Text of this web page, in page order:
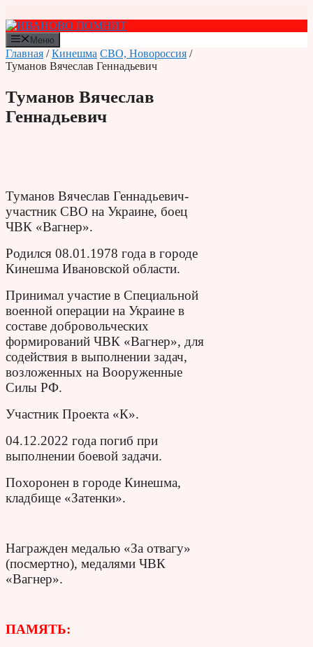
к
содержимому
Меню
Главная /Кинешма СВО, Новороссия /
Туманов Вячеслав Геннадьевич
Туманов Вячеслав
Геннадьевич
Туманов Вячеслав Геннадьевич-
участник СВО на Украине, боец
ЧВК «Вагнер».
Родился 08.01.1978 года в городе
Кинешма Ивановской области.
Принимал участие в Специальной
военной операции на Украине в
составе добровольческих
формирований ЧВК «Вагнер», для
содействия в выполнении задач,
возложенных на Вооруженные
Силы РФ.
Участник Проекта «К».
04.12.2022 года погиб при
выполнении боевой задачи.
Похоронен в городе Кинешма,
кладбище «Затенки».
Награжден медалью «За отвагу»
(посмертно), медалями ЧВК
«Вагнер».
ПАМЯТЬ: